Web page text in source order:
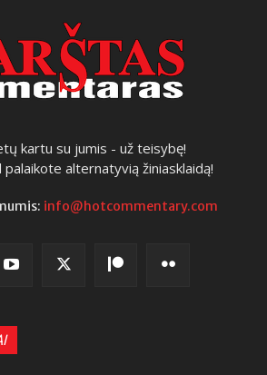
kartu su jumis - už teisybę!
palaikote alternatyvią žiniasklaidą!
info@hotcommentary.com